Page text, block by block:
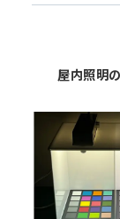
屋内照明